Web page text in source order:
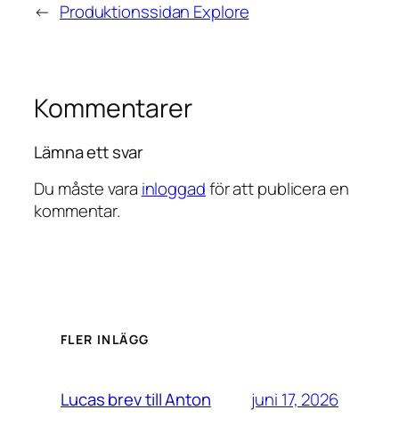
← Produktionssidan Explore
Kommentarer
Lämna ett svar
Du måste vara inloggadför att publicera en
kommentar.
FLER INLÄGG
Lucas brev till Anton juni 17, 2026